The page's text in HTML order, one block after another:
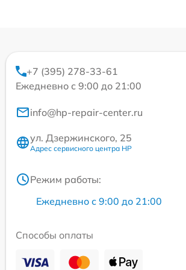
+7 (395) 278-33-61
Ежедневно с 9:00 до 21:00
info@hp-repair-center.ru
ул. Дзержинского, 25
Адрес сервисного центра HP
Режим работы:
Ежедневно с 9:00 до 21:00
Способы оплаты